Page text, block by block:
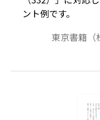
ント例です。
東京書籍